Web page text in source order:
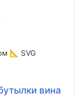
📐 SVG
вина